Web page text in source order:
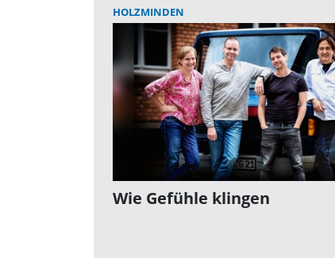
HOLZMINDEN
Wie Gefühle klingen